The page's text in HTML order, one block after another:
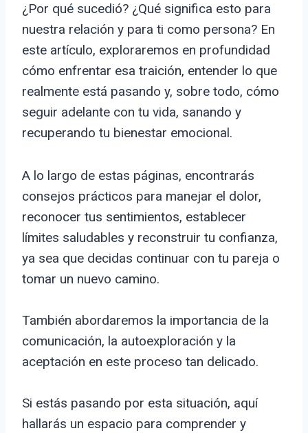
¿Por qué sucedió? ¿Qué significa esto para
nuestra relación y para ti como persona? En
este artículo, exploraremos en profundidad
cómo enfrentar esa traición, entender lo que
realmente está pasando y, sobre todo, cómo
seguir adelante con tu vida, sanando y
recuperando tu bienestar emocional.
A lo largo de estas páginas, encontrarás
consejos prácticos para manejar el dolor,
reconocer tus sentimientos, establecer
límites saludables y reconstruir tu confianza,
ya sea que decidas continuar con tu pareja o
tomar un nuevo camino.
También abordaremos la importancia de la
comunicación, la autoexploración y la
aceptación en este proceso tan delicado.
Si estás pasando por esta situación, aquí
hallarás un espacio para comprender y